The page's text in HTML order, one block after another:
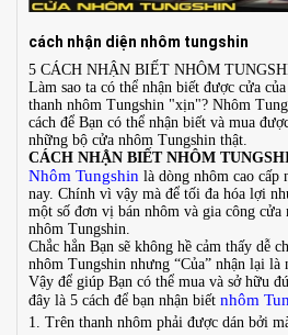
cách nhận diện nhôm tungshin
5 CÁCH NHẬN BIẾT NHÔM
Làm sao ta có thể nhận biết được cửa
thanh nhôm Tungshin "xịn"? Nhôm
cách để Bạn có thể nhận biết và mua
những bộ cửa nhôm Tungshin thật.
CÁCH NHẬN BIẾT NHÔM
Nhôm Tungshin là dòng nhôm cao
nay. Chính vì vậy mà để tối đa hóa lợi
một số đơn vị bán nhôm và gia công
nhôm Tungshin.
Chắc hẳn Bạn sẽ không hề cảm thấy dễ
nhôm Tungshin nhưng “Của” nhận lại
Vậy để giúp Bạn có thể mua và sở hữu
đây là 5 cách để bạn nhận biết nhôm
1. Trên thanh nhôm phải được dán bởi